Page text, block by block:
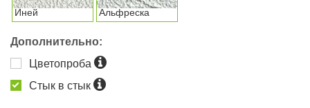
Иней Альфреска
Дополнительно:
Цветопроба
Стык в стык